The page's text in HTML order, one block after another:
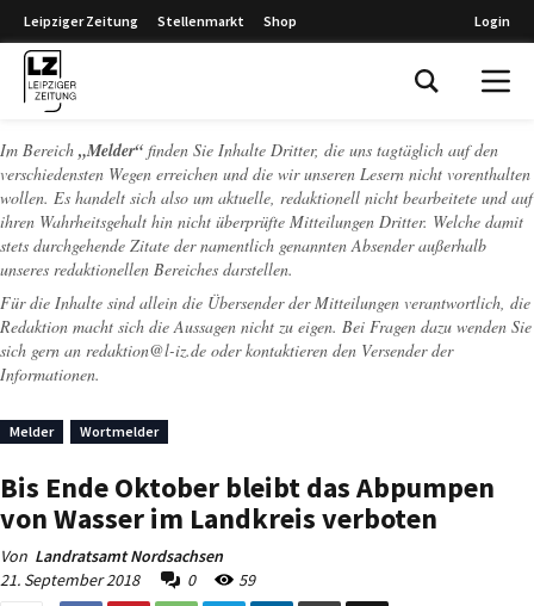
Leipziger Zeitung Stellenmarkt Shop Login
Im Bereich „Melder“ finden Sie Inhalte Dritter, die uns tagtäglich auf den
verschiedensten Wegen erreichen und die wir unseren Lesern nicht vorenthalten
wollen. Es handelt sich also um aktuelle, redaktionell nicht bearbeitete und auf
ihren Wahrheitsgehalt hin nicht überprüfte Mitteilungen Dritter. Welche damit
stets durchgehende Zitate der namentlich genannten Absender außerhalb
unseres redaktionellen Bereiches darstellen.
Für die Inhalte sind allein die Übersender der Mitteilungen verantwortlich, die
Redaktion macht sich die Aussagen nicht zu eigen. Bei Fragen dazu wenden Sie
sich gern an redaktion@l-iz.de oder kontaktieren den Versender der
Informationen.
Melder Wortmelder
Bis Ende Oktober bleibt das Abpumpen
von Wasser im Landkreis verboten
Von Landratsamt Nordsachsen
21. September 2018
0 59